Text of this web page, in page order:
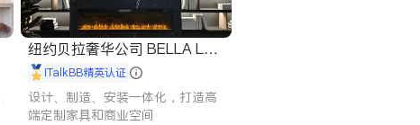
纽约贝拉奢华公司 BELLA LUX
E iTalkBB精英认证
设计、制造、安装一体化，打造高
端定制家具和商业空间